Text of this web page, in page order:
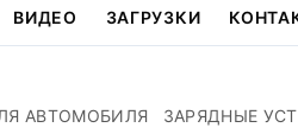
ВИДЕО ЗАГРУЗКИ
АВТОМОБИЛЯ ЗАРЯДНЫЕ